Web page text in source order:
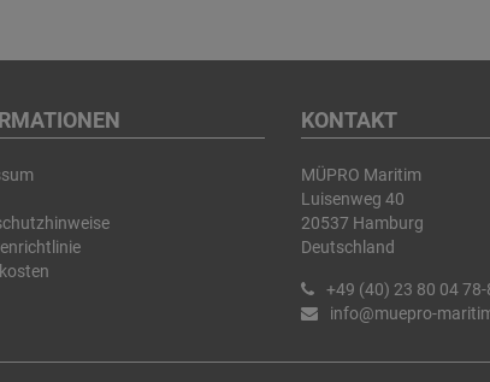
KONTAKT
MÜPRO Maritim
Luisenweg 40
20537 Hamburg
Deutschland
+49 (40) 23 80 04
info@muepro-